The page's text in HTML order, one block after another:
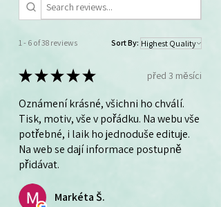
1 - 6 of 38 reviews Sort By:
★★★★★ před 3 měsíci
Oznámení krásné, všichni ho chválí.
Tisk, motiv, vše v pořádku. Na webu vše
potřebné, i laik ho jednoduše edituje.
Na web se dají informace postupně
přidávat.
Markéta Š.